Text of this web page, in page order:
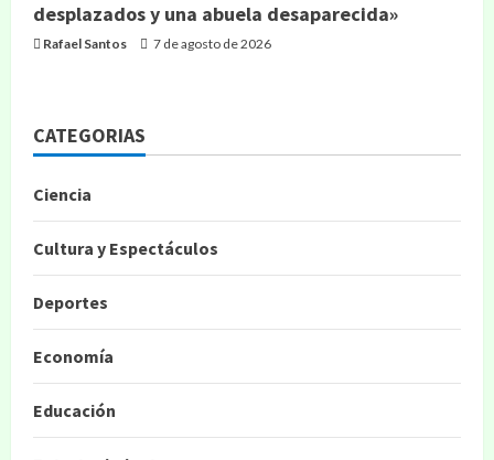
desplazados y una abuela desaparecida»
Rafael Santos 7 de agosto de 2026
CATEGORIAS
Ciencia
Cultura y Espectáculos
Deportes
Economía
Educación